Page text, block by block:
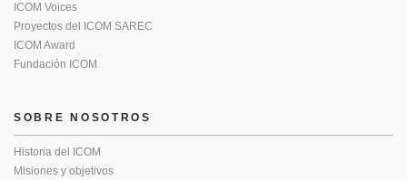
ICOM Voices
Proyectos del ICOM SAREC
ICOM Award
Fundación ICOM
SOBRE NOSOTROS
Historia del ICOM
Misiones y objetivos